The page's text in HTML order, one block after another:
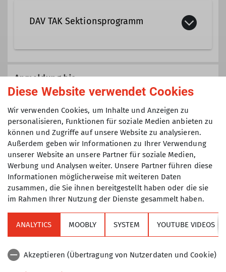
Ämter
Ausbilder Tourenführer
DAV TAK Sektionsprogramm
nicht einer speziellen Gruppe
(Senioren, Klettertreff, Mountainbike,
Jugend, etc.) zugeordnet sind.
Anmeldung bis
Maximale Teilnehmeranzahl
8
Alpenverein
Diese Website verwendet Cookies
Wir verwenden Cookies, um Inhalte und Anzeigen zu
personalisieren, Funktionen für soziale Medien anbieten zu
können und Zugriffe auf unsere Website zu analysieren.
Außerdem geben wir Informationen zu Ihrer Verwendung
unserer Website an unsere Partner für soziale Medien,
Werbung und Analysen weiter. Unsere Partner führen diese
Informationen möglicherweise mit weiteren Daten
zusammen, die Sie ihnen bereitgestellt haben oder die sie
im Rahmen Ihrer Nutzung der Dienste gesammelt haben.
ANALYTICS MOOBLY SYSTEM YOUTUBE VIDEOS
Akzeptieren (Übertragung von Nutzerdaten und Cookie)